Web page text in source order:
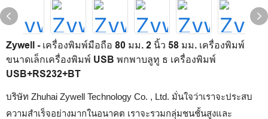
Zywell - เครื่องพิมพ์มือถือ 80 มม. 2 นิ้ว 58 มม. เครื่องพิมพ์
ขนาดเล็กเครื่องพิมพ์ USB พกพาบลูทู ธ เครื่องพิมพ์
USB+RS232+BT
บริษัท Zhuhai Zywell Technology Co. , Ltd. มั่นใจว่าเราจะประสบ
ความสำเร็จอย่างมากในอนาคต เราจะรวมกลุ่มชนชั้นสูงและ